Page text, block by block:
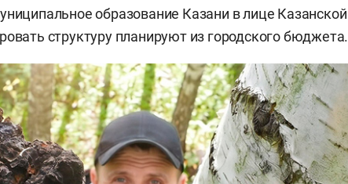
образование Казани в лице Казанской
структуру планируют из городского бюджета.